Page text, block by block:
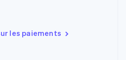
les paiements